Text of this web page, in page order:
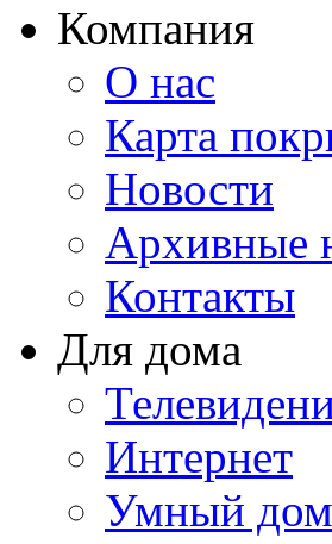
Компания
О нас
Карта
Новости
Архивные
Контакты
Для дома
Интернет
Умный